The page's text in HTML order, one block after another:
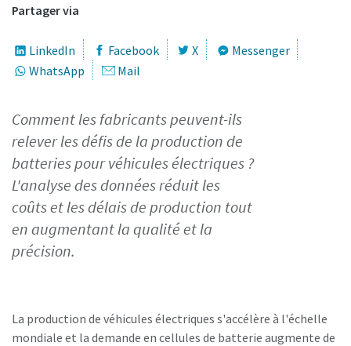
Voir tous nos secteurs d'activité
Tout voir
Assurez votre qualité et réduisez les défauts grâce à
l’étalonnage des outils et à l’étalonnage d’assurance
qualité accrédité.​
Momentum Talks
Atlas Copco
Regarder
Documentation et ressources
Partager via
LinkedIn Facebook X
Messenger
WhatsApp
Mail
Comment les fabricants peuvent-ils
relever les défis de la production de
batteries pour véhicules électriques ?
L'analyse des données réduit les
coûts et les délais de production tout
en augmentant la qualité et la
précision.
La production de véhicules électriques s'accélère à l'échelle
mondiale et la demande en cellules de batterie augmente de